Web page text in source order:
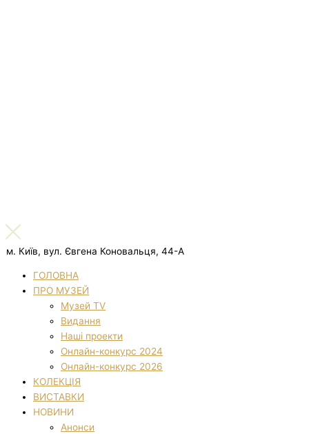
м. Київ, вул. Євгена Коновальця, 44-А
ГОЛОВНА
ПРО МУЗЕЙ
Музей TV
Видання
Наші проекти
Онлайн-конкурс 2024
Онлайн-конкурс 2026
КОЛЕКЦІЯ
ВИСТАВКИ
НОВИНИ
Анонси